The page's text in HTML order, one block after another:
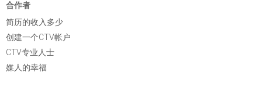
合作者
简历的收入多少
创建一个CTV帐户
CTV专业人士
媒人的幸福